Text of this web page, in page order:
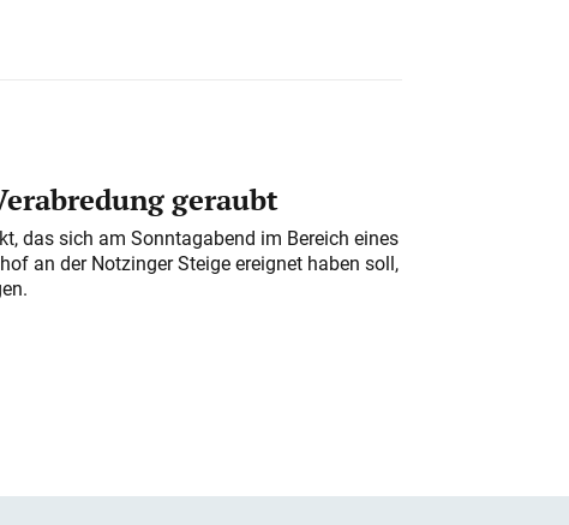
geraubt
das sich am Sonntagabend im Bereich eines
an der Notzinger Steige ereignet haben soll,